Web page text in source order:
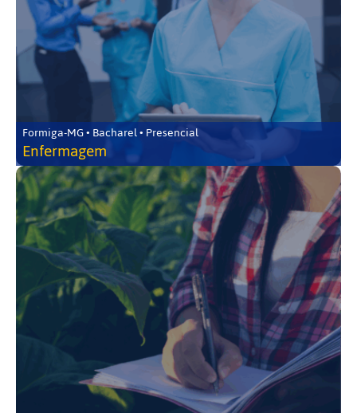
Formiga-MG • Bacharel • Presencial
Enfermagem